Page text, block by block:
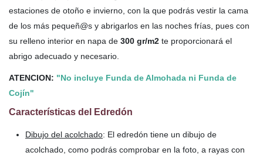
estaciones de otoño e invierno, con la que podrás vestir la cama
de los más pequeñ@s y abrigarlos en las noches frías, pues con
su relleno interior en napa de 300 gr/m2 te proporcionará el
abrigo adecuado y necesario.
ATENCION: "No incluye Funda de Almohada ni Funda de
Cojín"
Características del Edredón
Dibujo del acolchado: El edredón tiene un dibujo de
acolchado, como podrás comprobar en la foto, a rayas con